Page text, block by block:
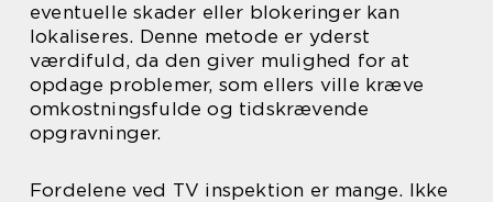
eventuelle skader eller blokeringer kan
lokaliseres. Denne metode er yderst
værdifuld, da den giver mulighed for at
opdage problemer, som ellers ville kræve
omkostningsfulde og tidskrævende
opgravninger.
Fordelene ved TV inspektion er mange. Ikke